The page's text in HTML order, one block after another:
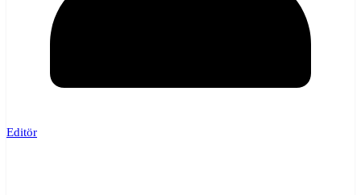
Editör